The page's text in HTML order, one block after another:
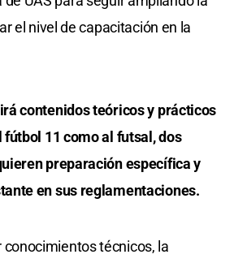
el nivel de capacitación en la
contenidos teóricos y prácticos
11 como al futsal, dos
preparación específica y
en sus reglamentaciones.
técnicos, la